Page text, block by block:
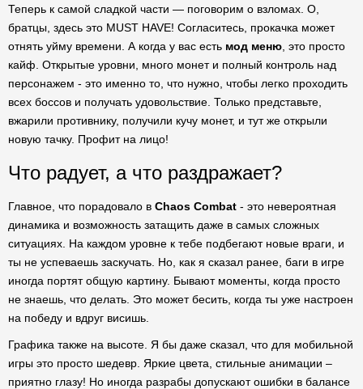
Теперь к самой сладкой части — поговорим о взломах. О,
братцы, здесь это MUST HAVE! Согласитесь, прокачка может
отнять уйму времени. А когда у вас есть мод меню , это просто
кайф. Открытые уровни, много монет и полный контроль над
персонажем - это именно то, что нужно, чтобы легко проходить
всех боссов и получать удовольствие. Только представьте,
вжарили противнику, получили кучу монет, и тут же открыли
новую тачку. Профит на лицо!
Что радует, а что раздражает?
Главное, что порадовало в Chaos Combat - это невероятная
динамика и возможность затащить даже в самых сложных
ситуациях. На каждом уровне к тебе подбегают новые враги, и
ты не успеваешь заскучать. Но, как я сказал ранее, баги в игре
иногда портят общую картину. Бывают моменты, когда просто
не знаешь, что делать. Это может бесить, когда ты уже настроен
на победу и вдруг висишь.
Графика также на высоте. Я бы даже сказал, что для мобильной
игры это просто шедевр. Яркие цвета, стильные анимации –
приятно глазу! Но иногда разрабы допускают ошибки в балансе